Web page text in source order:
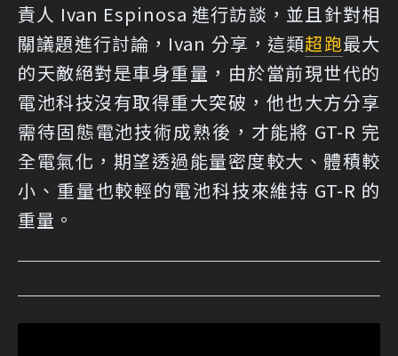
責人 Ivan Espinosa 進行訪談，並且針對相
關議題進行討論，Ivan 分享，這類超跑最大
的天敵絕對是車身重量，由於當前現世代的
電池科技沒有取得重大突破，他也大方分享
需待固態電池技術成熟後，才能將 GT-R 完
全電氣化，期望透過能量密度較大、體積較
小、重量也較輕的電池科技來維持 GT-R 的
重量。